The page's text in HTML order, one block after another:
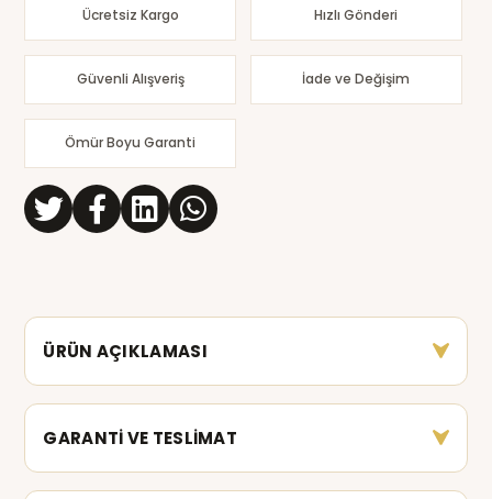
Ücretsiz Kargo Hızlı Gönderi
Güvenli Alışveriş İade ve Değişim
Ömür Boyu Garanti
ÜRÜN AÇIKLAMASI
GARANTİ VE TESLİMAT